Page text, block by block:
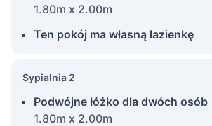
1.80m x 2.00m
Ten pokój ma własną łazienkę
Sypialnia 2
Podwójne łóżko dla dwóch osób
1.80m x 2.00m